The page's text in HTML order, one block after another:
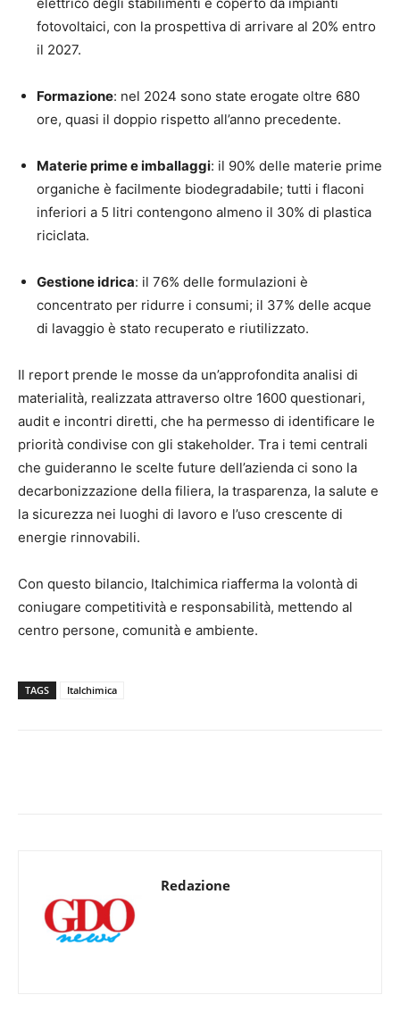
fotovoltaici, con la prospettiva di arrivare al 20% entro
il 2027.
Formazione: nel 2024 sono state erogate oltre 680
ore, quasi il doppio rispetto all’anno precedente.
Materie prime e imballaggi: il 90% delle materie prime
organiche è facilmente biodegradabile; tutti i flaconi
inferiori a 5 litri contengono almeno il 30% di plastica
riciclata.
Gestione idrica: il 76% delle formulazioni è
concentrato per ridurre i consumi; il 37% delle acque
di lavaggio è stato recuperato e riutilizzato.
Il report prende le mosse da un’approfondita analisi di
materialità, realizzata attraverso oltre 1600 questionari,
audit e incontri diretti, che ha permesso di identificare le
priorità condivise con gli stakeholder. Tra i temi centrali
che guideranno le scelte future dell’azienda ci sono la
decarbonizzazione della filiera, la trasparenza, la salute e
la sicurezza nei luoghi di lavoro e l’uso crescente di
energie rinnovabili.
Con questo bilancio, Italchimica riafferma la volontà di
coniugare competitività e responsabilità, mettendo al
centro persone, comunità e ambiente.
TAGS Italchimica
Redazione